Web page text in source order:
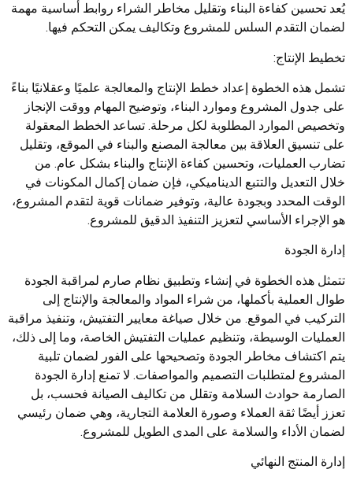
يُعد تحسين كفاءة البناء وتقليل مخاطر الشراء روابط أساسية مهمة
لضمان التقدم السلس للمشروع وتكاليف يمكن التحكم فيها.
تخطيط الإنتاج:
تشمل هذه الخطوة إعداد خطط الإنتاج والمعالجة علميًا وعقلانيًا بناءً
على جدول المشروع وموارد البناء، وتوضيح المهام ووقت الإنجاز
وتخصيص الموارد المطلوبة لكل مرحلة. تساعد الخطط المعقولة
على تنسيق العلاقة بين معالجة المصنع والبناء في الموقع، وتقليل
تضارب العمليات، وتحسين كفاءة الإنتاج والبناء بشكل عام. من
خلال التعديل والتتبع الديناميكي، فإن ضمان إكمال المكونات في
الوقت المحدد وبجودة عالية، وتوفير ضمانات قوية لتقدم المشروع،
هو الإجراء الأساسي لتعزيز التنفيذ الدقيق للمشروع.
إدارة الجودة
تتمثل هذه الخطوة في إنشاء وتطبيق نظام صارم لمراقبة الجودة
طوال العملية بأكملها، من شراء المواد والمعالجة والإنتاج إلى
التركيب في الموقع. من خلال صياغة معايير التفتيش، وتنفيذ مراقبة
العمليات الوسيطة، وتنظيم عمليات التفتيش الخاصة، وما إلى ذلك،
يتم اكتشاف مخاطر الجودة وتصحيحها على الفور لضمان تلبية
المشروع لمتطلبات التصميم والمواصفات. لا تمنع إدارة الجودة
الصارمة حوادث السلامة وتقلل من تكاليف الصيانة فحسب، بل
تعزز أيضًا ثقة العملاء وصورة العلامة التجارية، وهي ضمان رئيسي
لضمان الأداء والسلامة على المدى الطويل للمشروع.
إدارة المنتج النهائي